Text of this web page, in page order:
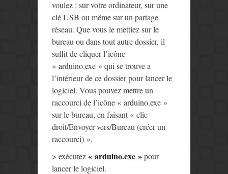
voulez : sur votre ordinateur, sur une
clé USB ou même sur un partage
réseau. Que vous le mettiez sur le
bureau ou dans tout autre dossier, il
suffit de cliquer l’icône
« arduino.exe » qui se trouve a
l’intérieur de ce dossier pour lancer le
logiciel. Vous pouvez mettre un
raccourci de l’icône « arduino.exe »
sur le bureau, en faisant « clic
droit/Envoyer vers/Bureau (créer un
raccourci) ».
> exécutez« arduino.exe »pour
lancer le logiciel.